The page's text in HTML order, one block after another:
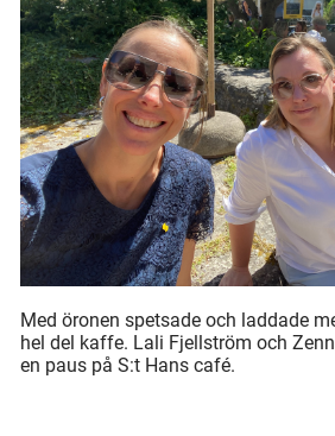
Med öronen spetsade och laddade
hel del kaffe. Lali Fjellström och
en paus på S:t Hans café.